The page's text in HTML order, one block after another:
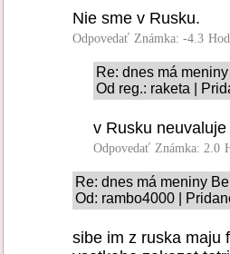
Nie sme v Rusku.
Odpovedať Známka: -4.3
Re: dnes má
Od reg.: raketa |
v Rusku
Odpovedať Známka: 2.0
Re: dnes má meniny
Od: rambo4000 |
sibe im z ruska maju